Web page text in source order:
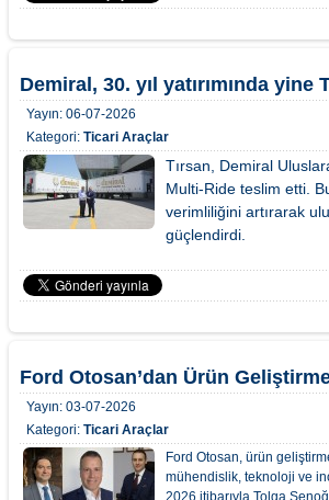
Demiral, 30. yıl yatırımında yine
Yayın: 06-07-2026
Kategori: Ticari Araçlar
Tırsan, Demiral
Multi-Ride teslim etti.
verimliliğini artırarak
güçlendirdi.
Ford Otosan’dan Ürün
Yayın: 03-07-2026
Kategori: Ticari Araçlar
Ford Otosan, ürün
mühendislik, teknoloji ve
2026 itibarıyla Tolga